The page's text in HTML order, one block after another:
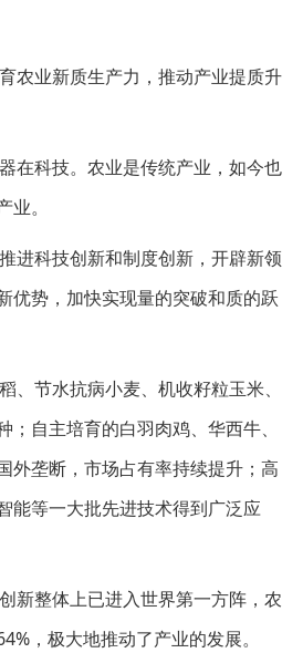
农业新质生产力，推动产业提质升
在科技。农业是传统产业，如今也
。
进科技创新和制度创新，开辟新领
优势，加快实现量的突破和质的跃
、节水抗病小麦、机收籽粒玉米、
自主培育的白羽肉鸡、华西牛、
外垄断，市场占有率持续提升；高
能等一大批先进技术得到广泛应
新整体上已进入世界第一方阵，农
，极大地推动了产业的发展。